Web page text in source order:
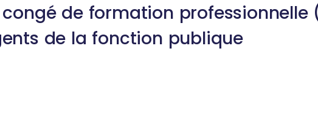
congé de formation professionnelle
de la fonction publique